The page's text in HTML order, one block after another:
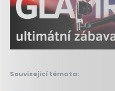
Související témata: